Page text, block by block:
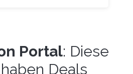
Portal: Diese
Deals